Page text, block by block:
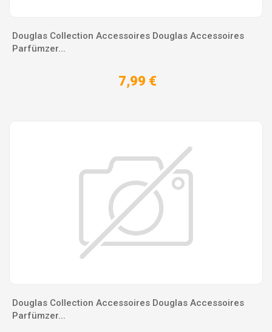
Douglas Collection Accessoires Douglas Accessoires
Parfümzer...
7,99 €
Douglas Collection Accessoires Douglas Accessoires
Parfümzer...